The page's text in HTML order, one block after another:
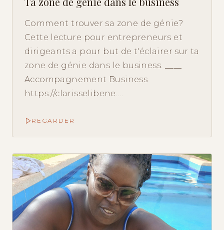
Comment trouver sa zone de génie?
Cette lecture pour entrepreneurs et
dirigeants a pour but de t'éclairer sur ta
zone de génie dans le business. ____
Accompagnement Business
https://clarisselibene.…
REGARDER